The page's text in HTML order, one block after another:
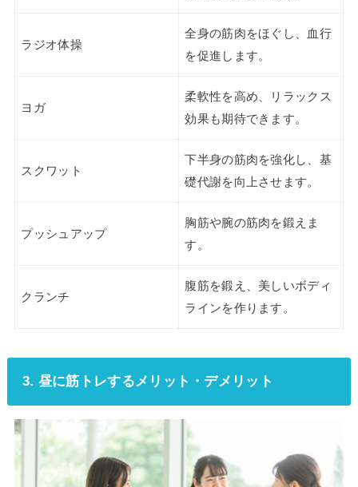
ラジオ体操
全身の筋肉をほぐし、血行
を促進します。
ヨガ
柔軟性を高め、リラックス
効果も期待できます。
スクワット
下半身の筋肉を強化し、基
礎代謝を向上させます。
プッシュアップ
胸筋や腕の筋肉を鍛えま
す。
クランチ
腹筋を鍛え、美しいボディ
ラインを作ります。
3. 昼に筋トレするメリット・デメリット